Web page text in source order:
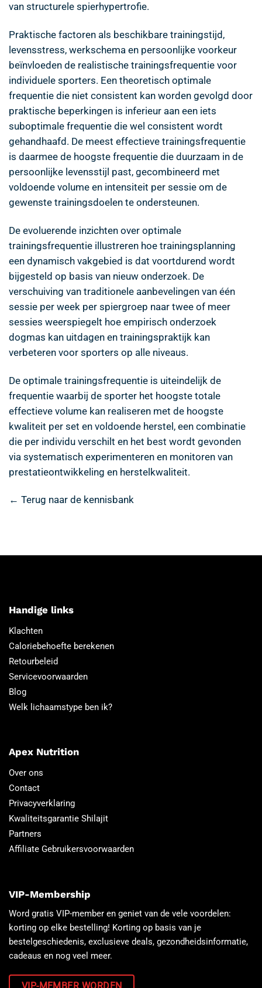
van structurele spierhypertrofie.
Praktische factoren als beschikbare trainingstijd,
levensstress, werkschema en persoonlijke voorkeur
beïnvloeden de realistische trainingsfrequentie voor
individuele sporters. Een theoretisch optimale
frequentie die niet consistent kan worden gevolgd door
praktische beperkingen is inferieur aan een iets
suboptimale frequentie die wel consistent wordt
gehandhaafd. De meest effectieve trainingsfrequentie
is daarmee de hoogste frequentie die duurzaam in de
persoonlijke levensstijl past, gecombineerd met
voldoende volume en intensiteit per sessie om de
gewenste trainingsdoelen te ondersteunen.
De evoluerende inzichten over optimale
trainingsfrequentie illustreren hoe trainingsplanning
een dynamisch vakgebied is dat voortdurend wordt
bijgesteld op basis van nieuw onderzoek. De
verschuiving van traditionele aanbevelingen van één
sessie per week per spiergroep naar twee of meer
sessies weerspiegelt hoe empirisch onderzoek
dogmas kan uitdagen en trainingspraktijk kan
verbeteren voor sporters op alle niveaus.
De optimale trainingsfrequentie is uiteindelijk de
frequentie waarbij de sporter het hoogste totale
effectieve volume kan realiseren met de hoogste
kwaliteit per set en voldoende herstel, een combinatie
die per individu verschilt en het best wordt gevonden
via systematisch experimenteren en monitoren van
prestatieontwikkeling en herstelkwaliteit.
← Terug naar de kennisbank
Handige links
Klachten
Caloriebehoefte berekenen
Retourbeleid
Servicevoorwaarden
Blog
Welk lichaamstype ben ik?
Apex Nutrition
Over ons
Contact
Privacyverklaring
Kwaliteitsgarantie Shilajit
Partners
Affiliate Gebruikersvoorwaarden
VIP-Membership
Word gratis VIP-member en geniet van de vele voordelen:
korting op elke bestelling! Korting op basis van je
bestelgeschiedenis, exclusieve deals, gezondheidsinformatie,
cadeaus en nog veel meer.
VIP-MEMBER WORDEN